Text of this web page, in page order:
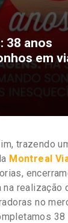
38 anos
em
trazendo
Montreal
realização
no